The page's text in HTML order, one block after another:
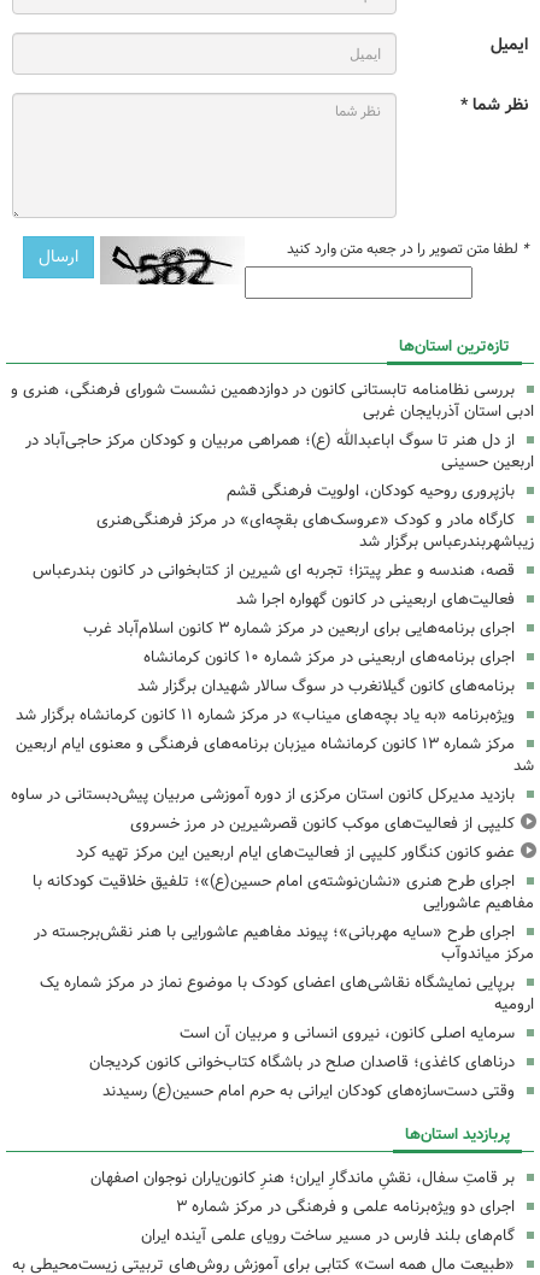
ایمیل
نظر شما *
* لطفا متن تصویر را در جعبه متن وارد کنید
تازه‌ترین استان‌ها
بررسی نظامنامه تابستانی کانون در دوازدهمین نشست شورای فرهنگی، هنری و
ادبی استان آذربایجان غربی
از دل هنر تا سوگ اباعبدالله (ع)؛ همراهی مربیان و کودکان مرکز حاجی‌آباد در
اربعین حسینی
بازپروری روحیه کودکان، اولویت فرهنگی قشم
کارگاه مادر و کودک «عروسک‌های بقچه‌ای» در مرکز فرهنگی‌هنری
زیباشهربندرعباس برگزار شد
قصه، هندسه و عطر پیتزا؛ تجربه ای شیرین از کتابخوانی در کانون بندرعباس
فعالیت‌های اربعینی در کانون گهواره اجرا شد
اجرای برنامه‌هایی برای اربعین در مرکز شماره ۳ کانون اسلام‌آباد غرب
اجرای برنامه‌های اربعینی در مرکز شماره ۱۰ کانون کرمانشاه
برنامه‌های کانون گیلانغرب در سوگ سالار شهیدان برگزار شد
ویژه‌برنامه «به یاد بچه‌های میناب» در مرکز شماره ۱۱ کانون کرمانشاه برگزار شد
مرکز شماره ۱۳ کانون کرمانشاه میزبان برنامه‌های فرهنگی و معنوی ایام اربعین
شد
بازدید مدیرکل کانون استان مرکزی از دوره آموزشی مربیان پیش‌دبستانی در ساوه
کلیپی از فعالیت‌های موکب کانون قصرشیرین در مرز خسروی
عضو کانون کنگاور کلیپی از فعالیت‌های ایام اربعین این مرکز تهیه کرد
اجرای طرح هنری «نشان‌نوشته‌ی امام حسین(ع)»؛ تلفیق خلاقیت کودکانه با
مفاهیم عاشورایی
اجرای طرح «سایه مهربانی»؛ پیوند مفاهیم عاشورایی با هنر نقش‌برجسته در
مرکز میاندوآب
برپایی نمایشگاه نقاشی‌های اعضای کودک با موضوع نماز در مرکز شماره یک
ارومیه
سرمایه اصلی کانون، نیروی انسانی و مربیان آن است
درناهای کاغذی؛ قاصدان صلح در باشگاه کتاب‌خوانی کانون کردیجان
وقتی دست‌سازه‌های کودکان ایرانی به حرم امام حسین(ع) رسیدند
پربازدید استان‌ها
بر قامتِ سفال، نقشِ ماندگارِ ایران؛ هنرِ کانون‌یاران نوجوان اصفهان
اجرای دو ویژه‌برنامه علمی و فرهنگی در مرکز شماره ۳
گام‌های بلند فارس در مسیر ساخت رویای علمی آینده ایران
«طبیعت مال همه است» کتابی برای آموزش روش‌های تربیتی زیست‌محیطی به